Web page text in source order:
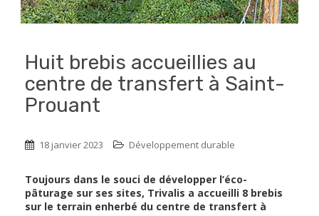
Huit brebis accueillies au
centre de transfert à Saint-
Prouant
18 janvier 2023 Développement durable
Toujours dans le souci de développer l’éco-
pâturage sur ses sites, Trivalis a accueilli 8 brebis
sur le terrain enherbé du centre de transfert à